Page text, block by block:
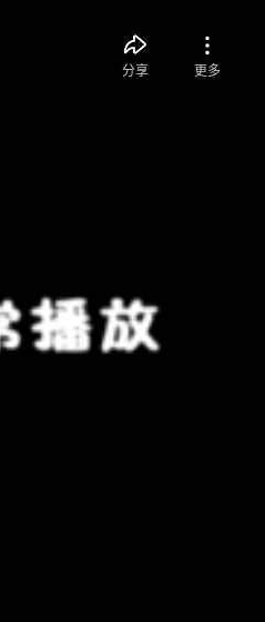
分享 更多